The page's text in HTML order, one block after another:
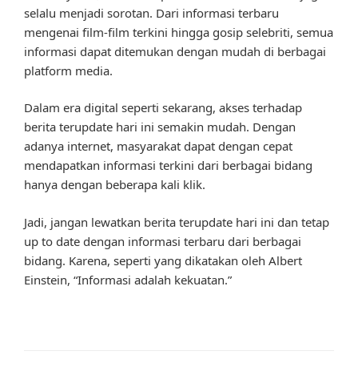
selalu menjadi sorotan. Dari informasi terbaru
mengenai film-film terkini hingga gosip selebriti, semua
informasi dapat ditemukan dengan mudah di berbagai
platform media.
Dalam era digital seperti sekarang, akses terhadap
berita terupdate hari ini semakin mudah. Dengan
adanya internet, masyarakat dapat dengan cepat
mendapatkan informasi terkini dari berbagai bidang
hanya dengan beberapa kali klik.
Jadi, jangan lewatkan berita terupdate hari ini dan tetap
up to date dengan informasi terbaru dari berbagai
bidang. Karena, seperti yang dikatakan oleh Albert
Einstein, “Informasi adalah kekuatan.”